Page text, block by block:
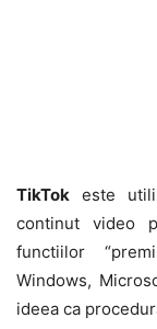
TikTok este
continut video
functiilor
Windows,
ideea ca